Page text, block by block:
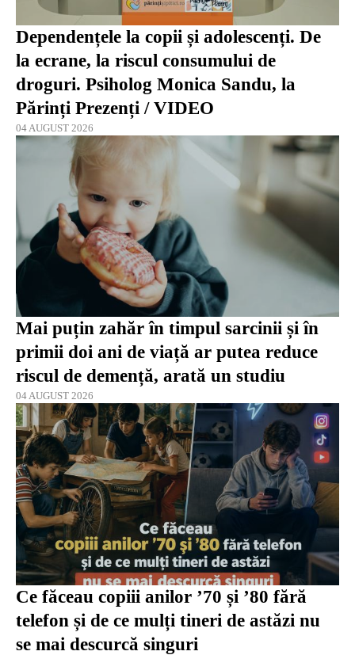
Dependențele la copii și adolescenți. De
la ecrane, la riscul consumului de
droguri. Psiholog Monica Sandu, la
Părinți Prezenți / VIDEO
04 AUGUST 2026
Mai puțin zahăr în timpul sarcinii și în
primii doi ani de viață ar putea reduce
riscul de demență, arată un studiu
04 AUGUST 2026
Ce făceau copiii anilor ’70 și ’80 fără
telefon și de ce mulți tineri de astăzi nu
se mai descurcă singuri